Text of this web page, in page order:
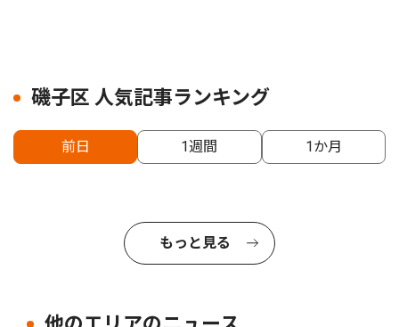
磯子区 人気記事ランキング
前日 1週間 1か月
もっと見る